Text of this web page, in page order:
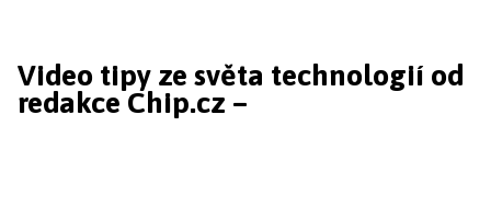
Video tipy ze světa technologií od
redakce Chip.cz –